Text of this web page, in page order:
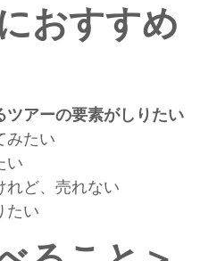
おすすめ
ツアーの要素がしりたい
みたい
い
れど、売れない
たい